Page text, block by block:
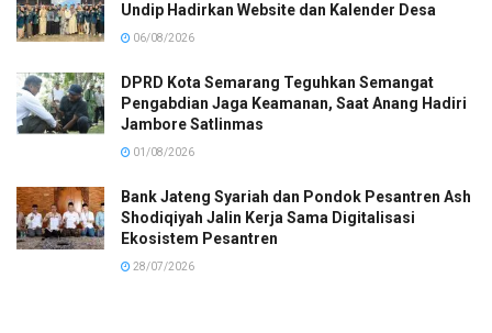
Undip Hadirkan Website dan Kalender Desa
06/08/2026
DPRD Kota Semarang Teguhkan Semangat
Pengabdian Jaga Keamanan, Saat Anang Hadiri
Jambore Satlinmas
01/08/2026
Bank Jateng Syariah dan Pondok Pesantren Ash
Shodiqiyah Jalin Kerja Sama Digitalisasi
Ekosistem Pesantren
28/07/2026